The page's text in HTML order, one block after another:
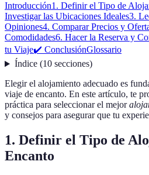
Introducción1. Definir el Tipo de
Investigar las Ubicaciones Ideales3.
Opiniones4. Comparar Precios y
Comodidades6. Hacer la Reserva y
tu Viaje✔️ ConclusiónGlossario
Índice(10 secciones)
Elegir el alojamiento adecuado es
viaje de encanto. En este artículo, te
práctica para seleccionar el mejor
y consejos para asegurar que tu
1. Definir el Tipo de
Encanto